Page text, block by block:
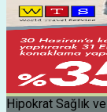
Hipokrat Sağlık